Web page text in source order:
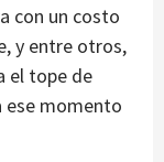
con un costo
y entre otros,
el tope de
ese momento